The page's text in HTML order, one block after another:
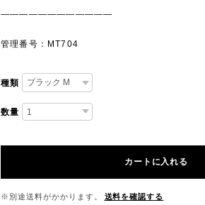
————————————
管理番号：MT704
種類
数量
カートに入れる
※別途送料がかかります。
送料を確認する